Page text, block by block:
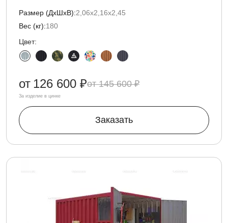
Размер (ДxШxВ):2,06х2,16х2,45
Вес (кг):180
Цвет:
145 600 ₽
от 126 600 ₽
За изделие в цинке
Заказать